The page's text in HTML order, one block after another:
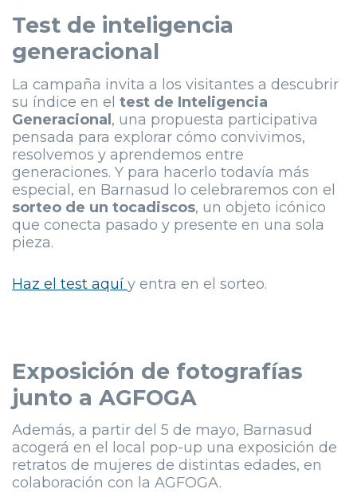
Test de inteligencia
generacional
La campaña invita a los visitantes a descubrir
su índice en el test de Inteligencia
Generacional , una propuesta participativa
pensada para explorar cómo convivimos,
resolvemos y aprendemos entre
generaciones. Y para hacerlo todavía más
especial, en Barnasud lo celebraremos con el
sorteo de un tocadiscos, un objeto icónico
que conecta pasado y presente en una sola
pieza.
Haz el test aquí y entra en el sorteo.
Exposición de fotografías
junto a AGFOGA
Además, a partir del 5 de mayo, Barnasud
acogerá en el local pop-up una exposición de
retratos de mujeres de distintas edades, en
colaboración con la AGFOGA.